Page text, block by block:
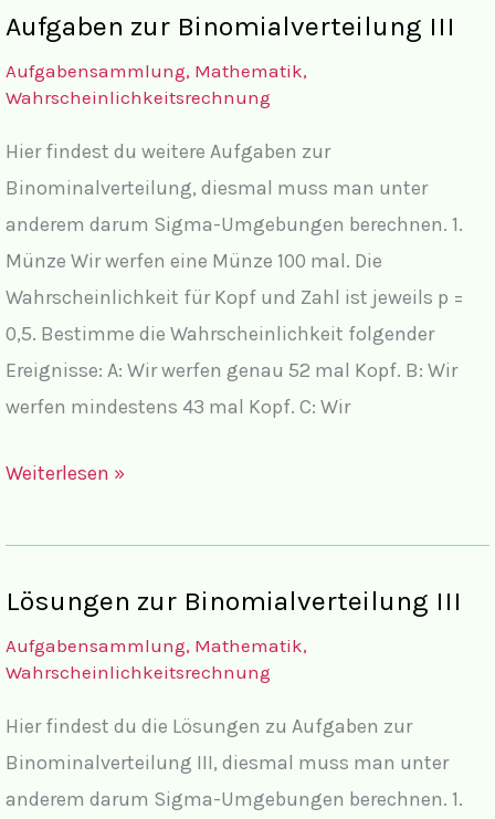
Aufgaben zur Binomialverteilung III
Aufgabensammlung, Mathematik,
Wahrscheinlichkeitsrechnung
Hier findest du weitere Aufgaben zur
Binominalverteilung, diesmal muss man unter
anderem darum Sigma-Umgebungen berechnen. 1.
Münze Wir werfen eine Münze 100 mal. Die
Wahrscheinlichkeit für Kopf und Zahl ist jeweils p =
0,5. Bestimme die Wahrscheinlichkeit folgender
Ereignisse: A: Wir werfen genau 52 mal Kopf. B: Wir
werfen mindestens 43 mal Kopf. C: Wir
Aufgaben
Binomialverteilung
Weiterlesen »
Lösungen zur Binomialverteilung III
Aufgabensammlung, Mathematik,
Wahrscheinlichkeitsrechnung
Hier findest du die Lösungen zu Aufgaben zur
Binominalverteilung III, diesmal muss man unter
anderem darum Sigma-Umgebungen berechnen. 1.